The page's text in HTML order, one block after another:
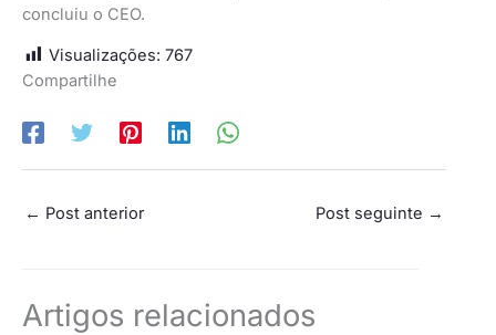
concluiu o CEO.
Visualizações: 767
Compartilhe
← Post anterior Post seguinte →
Artigos relacionados